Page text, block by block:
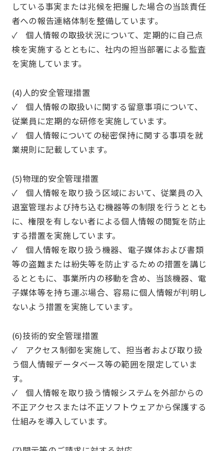
している事実または兆候を把握した場合の当該責任
者への報告連絡体制を整備しています。
✓ 個人情報の取扱状況について、定期的に自己点
検を実施するとともに、社内の担当部署による監査
を実施しています。
(4)人的安全管理措置
✓ 個人情報の取扱いに関する留意事項について、
従業員に定期的な研修を実施しています。
✓ 個人情報についての秘密保持に関する事項を就
業規則に記載しています。
(5)物理的安全管理措置
✓ 個人情報を取り扱う区域において、従業員の入
退室管理および持ち込む機器等の制限を行うととも
に、権限を有しない者による個人情報の閲覧を防止
する措置を実施しています。
✓ 個人情報を取り扱う機器、電子媒体および書類
等の盗難または紛失等を防止するための措置を講じ
るとともに、事業所内の移動を含め、当該機器、電
子媒体等を持ち運ぶ場合、容易に個人情報が判明し
ないよう措置を実施しています。
(6)技術的安全管理措置
✓ アクセス制御を実施して、担当者および取り扱
う個人情報データベース等の範囲を限定していま
す。
✓ 個人情報を取り扱う情報システムを外部からの
不正アクセスまたは不正ソフトウェアから保護する
仕組みを導入しています。